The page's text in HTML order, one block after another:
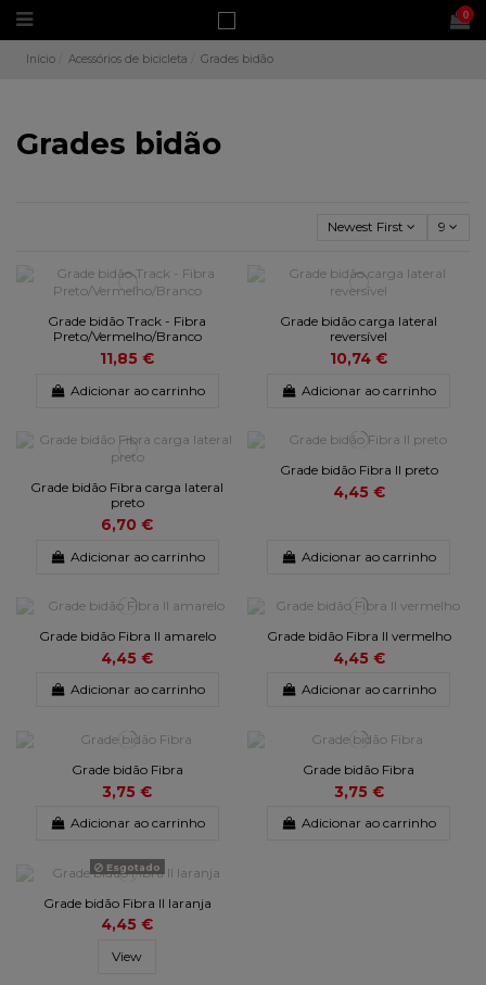
0
Início Acessórios de bicicleta Grades bidão
Grades bidão
Newest First 9
Grade bidão Track - Fibra
Preto/Vermelho/Branco
11,85 €
Adicionar ao carrinho
Grade bidão carga lateral
reversível
10,74 €
Adicionar ao carrinho
Grade bidão Fibra carga lateral
preto
6,70 €
Adicionar ao carrinho
Grade bidão Fibra II preto
4,45 €
Adicionar ao carrinho
Grade bidão Fibra II amarelo
4,45 €
Adicionar ao carrinho
Grade bidão Fibra II vermelho
4,45 €
Adicionar ao carrinho
Grade bidão Fibra
3,75 €
Adicionar ao carrinho
Grade bidão Fibra
3,75 €
Adicionar ao carrinho
Esgotado
Grade bidão Fibra II laranja
4,45 €
View